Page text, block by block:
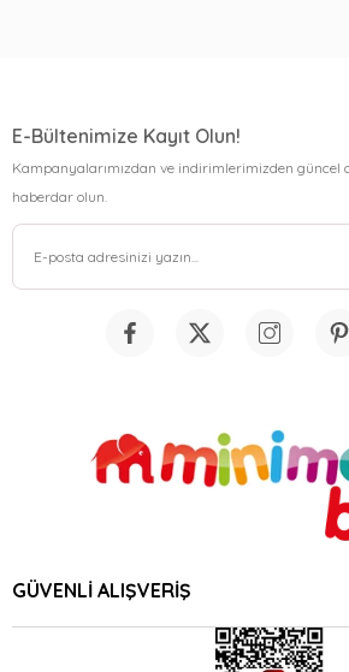
E-Bültenimize Kayıt Olun!
Kampanyalarımızdan ve indirimlerimizden güncel
haberdar olun.
GÜVENLİ ALIŞVERİŞ